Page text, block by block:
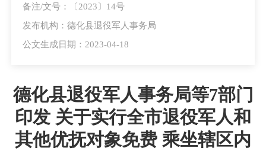
备注/文号：〔2023〕14号
发布机构：德化县退役军人事务局
公文生成日期：2023-04-18
德化县退役军人事务局等7部门
印发 关于实行全市退役军人和
其他优抚对象免费 乘坐辖区内